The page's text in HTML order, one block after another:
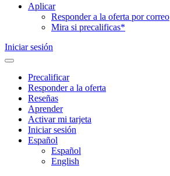
Aplicar
Responder a la oferta por correo
Mira si precalificas*
Iniciar sesión
Precalificar
Responder a la oferta
Reseñas
Aprender
Activar mi tarjeta
Iniciar sesión
Español
Español
English